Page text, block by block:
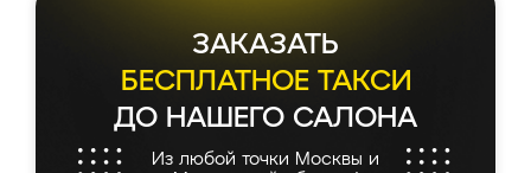
ЗАКАЗАТЬ
БЕСПЛАТНОЕ ТАКСИ
ДО НАШЕГО САЛОНА
Из любой точки Москвы и